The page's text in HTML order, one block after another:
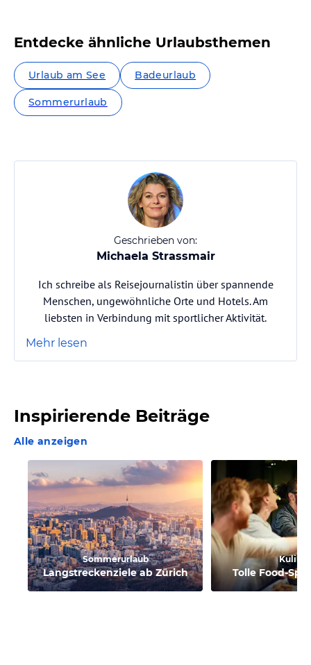
Entdecke ähnliche Urlaubsthemen
Urlaub am See Badeurlaub
Sommerurlaub
Geschrieben von:
Michaela Strassmair
Ich schreibe als Reisejournalistin über spannende
Menschen, ungewöhnliche Orte und Hotels. Am
liebsten in Verbindung mit sportlicher Aktivität.
Mehr lesen
Inspirierende Beiträge
Alle anzeigen
Sommerurlaub
Langstreckenziele ab Zürich Tolle Food-